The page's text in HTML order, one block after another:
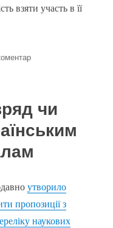
взяти участь в її
minds: the unseen
до
unseen
struggles
of
scientists
in
Ukraine
чи
утворило
пропозиції з
наукових